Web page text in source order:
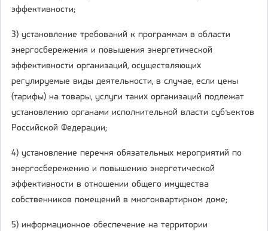
эффективности;
3) установление требований к программам в области
энергосбережения и повышения энергетической
эффективности организаций, осуществляющих
регулируемые виды деятельности, в случае, если цены
(тарифы) на товары, услуги таких организаций подлежат
установлению органами исполнительной власти субъектов
Российской Федерации;
4) установление перечня обязательных мероприятий по
энергосбережению и повышению энергетической
эффективности в отношении общего имущества
собственников помещений в многоквартирном доме;
5) информационное обеспечение на территории